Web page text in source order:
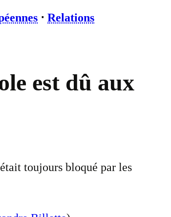
⋅ Relations
est dû aux
toujours bloqué par les